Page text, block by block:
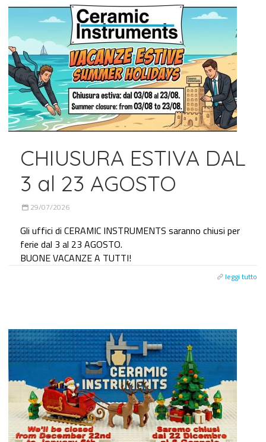
CHIUSURA ESTIVA DAL
3 al 23 AGOSTO
29/07/2026
Gli uffici di CERAMIC INSTRUMENTS saranno chiusi per
ferie dal 3 al 23 AGOSTO.
BUONE VACANZE A TUTTI!
leggi tutto